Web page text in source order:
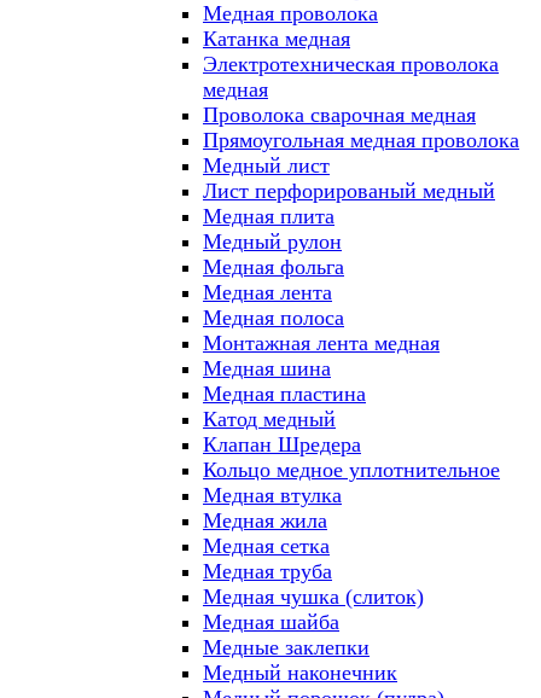
Медная проволока
Катанка медная
Электротехническая проволока
медная
Проволока сварочная медная
Прямоугольная медная проволока
Медный лист
Лист перфорированый медный
Медная плита
Медный рулон
Медная фольга
Медная лента
Медная полоса
Монтажная лента медная
Медная шина
Медная пластина
Катод медный
Клапан Шредера
Кольцо медное уплотнительное
Медная втулка
Медная жила
Медная сетка
Медная труба
Медная чушка (слиток)
Медная шайба
Медные заклепки
Медный наконечник